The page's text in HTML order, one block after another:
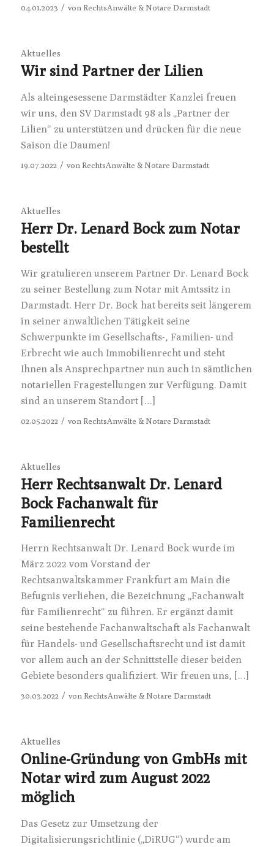
04.01.2023 / von RechtsAnwälte & Notare Darmstadt
Aktuelles
Wir sind Partner der Lilien
Als alteingesessene Darmstädter Kanzlei freuen
wir uns, den SV Darmstadt 98 als „Partner der
Lilien“ zu unterstützen und drücken für die neue
Saison die Daumen!
19.07.2022 / von RechtsAnwälte & Notare Darmstadt
Aktuelles
Herr Dr. Lenard Bock zum Notar
bestellt
Wir gratulieren unserem Partner Dr. Lenard Bock
zu seiner Bestellung zum Notar mit Amtssitz in
Darmstadt. Herr Dr. Bock hat bereits seit längerem
in seiner anwaltlichen Tätigkeit seine
Schwerpunkte im Gesellschafts-, Familien- und
Erbrecht wie auch Immobilienrecht und steht
Ihnen als Ansprechpartner nun auch in sämtlichen
notariellen Fragestellungen zur Verfügung. Damit
sind an unserem Standort […]
02.05.2022 / von RechtsAnwälte & Notare Darmstadt
Aktuelles
Herr Rechtsanwalt Dr. Lenard
Bock Fachanwalt für
Familienrecht
Herrn Rechtsanwalt Dr. Lenard Bock wurde im
März 2022 vom Vorstand der
Rechtsanwaltskammer Frankfurt am Main die
Befugnis verliehen, die Bezeichnung „Fachanwalt
für Familienrecht“ zu führen. Er ergänzt damit
seine bestehende Fachanwaltschaft als Fachanwalt
für Handels- und Gesellschaftsrecht und ist damit
vor allem auch an der Schnittstelle dieser beiden
Gebiete besonders qualifiziert. Wir freuen uns, […]
30.03.2022 / von RechtsAnwälte & Notare Darmstadt
Aktuelles
Online-Gründung von GmbHs mit
Notar wird zum August 2022
möglich
Das Gesetz zur Umsetzung der
Digitalisierungsrichtlinie („DiRUG“) wurde am